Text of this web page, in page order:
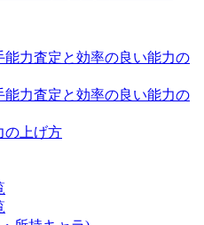
力査定と効率の良い能力の
力査定と効率の良い能力の
の上げ方